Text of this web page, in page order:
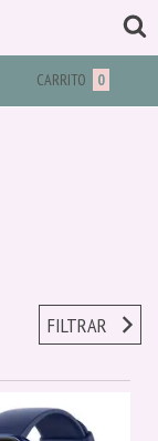
CARRITO 0
FILTRAR